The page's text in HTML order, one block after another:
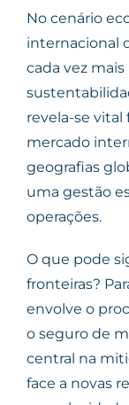
No cenário
internacional
cada vez
revela-se vital
mercado
geografias
uma gestão
operações.
O que pode
fronteiras?
envolve o
o seguro de
central na
face a novas